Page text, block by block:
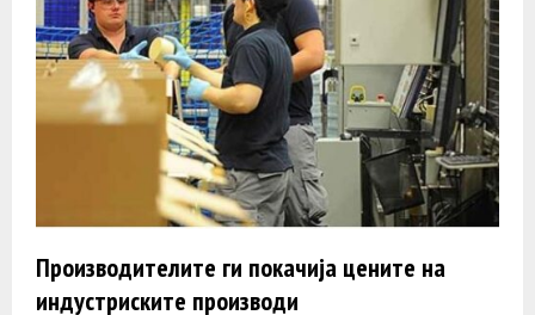
Производителите ги покачија цените на
индустриските производи